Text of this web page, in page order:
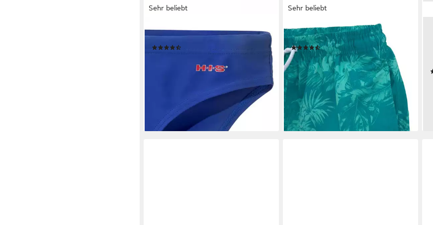
Sehr beliebt
Badeslip in klassischer Form
Sehr beliebt
CHIEMSEE
Badeshorts Esra mit Dschungelprint
(457)
44,99 € 49,99 €
-10%
lieferbar in 3 Wochen